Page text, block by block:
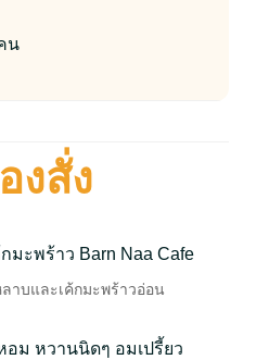
น
งสั่ง
าบและเค้กมะพร้าวอ่อน
ม หวานนิดๆ อมเปรี้ยว